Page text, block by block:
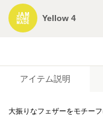
Yellow 4
アイテム説明
大振りなフェザーをモチー